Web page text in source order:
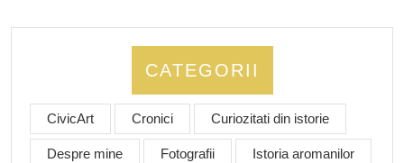
CATEGORII
CivicArt Cronici Curiozitati din istorie
Despre mine Fotografii Istoria aromanilor